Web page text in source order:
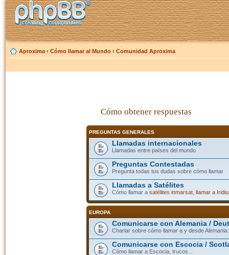
Aproxima ‹ Cómo llamar al Mundo ‹ Comunidad Aproxima
Cómo obtener respuestas
PREGUNTAS GENERALES
Llamadas internacionales
Llamadas entre países del mundo
Preguntas Contestadas
Pregunta todas tus dudas sobre cómo llamar
Llamadas a Satélites
Cómo llamar a satélites inmarsat, llamar a
EUROPA
Comunicarse con Alemania /
Charlar sobre cómo llamar a y desde Alemania
Comunicarse con Escocia /
Cómo llamar a Escocia, trucos...